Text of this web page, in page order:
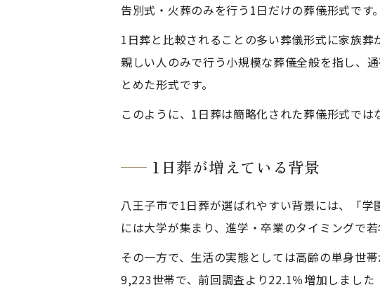
告別式・火葬のみを行う1日だけの葬儀形式です。
1日葬と比較されることの多い葬儀形式に家族
親しい人のみで行う小規模な葬儀全般を指し、
とめた形式です。
このように、1日葬は簡略化された葬儀形式で
1日葬が増えている背景
八王子市で1日葬が選ばれやすい背景には、「
には大学が集まり、進学・卒業のタイミングで
その一方で、生活の実態としては高齢の単身世
9,223世帯で、前回調査より22.1％増加しました